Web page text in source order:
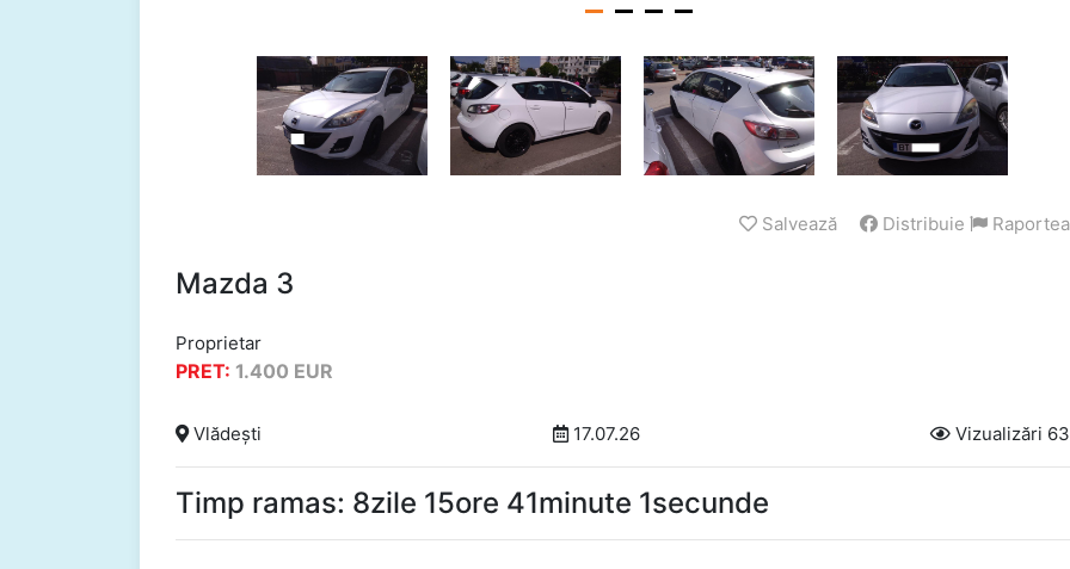
Salvează Distribuie
Mazda 3
Proprietar
PRET: 1.400 EUR
Vlădești 17.07.26 Vizualizări
Timp ramas: 8zile 15ore 41minute 0secunde